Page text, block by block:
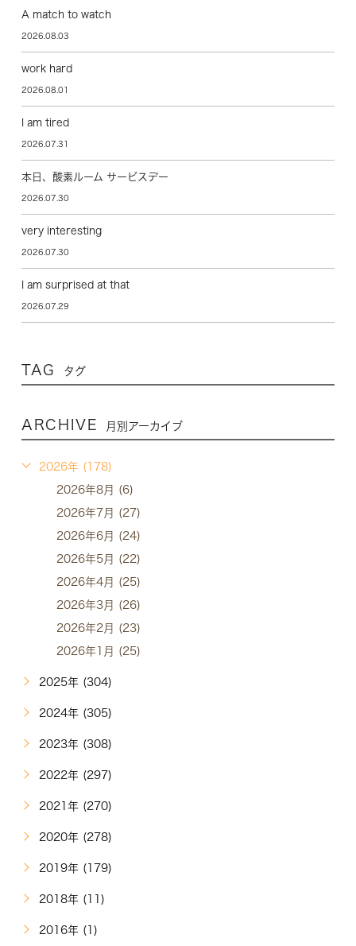
A match to watch
2026.08.03
work hard
2026.08.01
I am tired
2026.07.31
本日、酸素ルーム サービスデー
2026.07.30
very interesting
2026.07.30
I am surprised at that
2026.07.29
TAG タグ
ARCHIVE 月別アーカイブ
2026年 (178)
2026年8月 (6)
2026年7月 (27)
2026年6月 (24)
2026年5月 (22)
2026年4月 (25)
2026年3月 (26)
2026年2月 (23)
2026年1月 (25)
2025年 (304)
2024年 (305)
2023年 (308)
2022年 (297)
2021年 (270)
2020年 (278)
2019年 (179)
2018年 (11)
2016年 (1)